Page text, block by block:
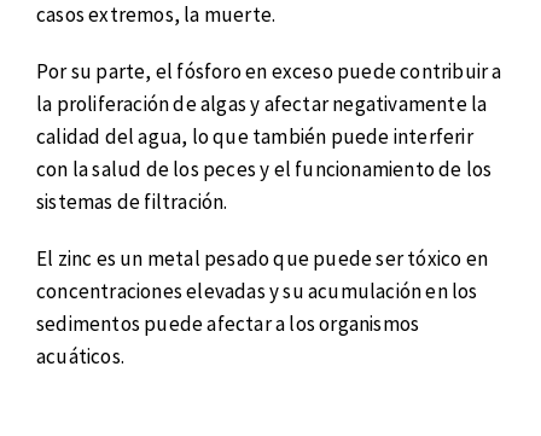
casos extremos, la muerte.
Por su parte, el fósforo en exceso puede contribuir a
la proliferación de algas y afectar negativamente la
calidad del agua, lo que también puede interferir
con la salud de los peces y el funcionamiento de los
sistemas de filtración.
El zinc es un metal pesado que puede ser tóxico en
concentraciones elevadas y su acumulación en los
sedimentos puede afectar a los organismos
acuáticos.